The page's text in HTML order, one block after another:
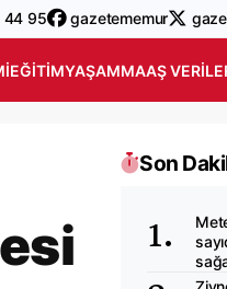
44 95 gazetememur
EĞITIMYAŞAMMAAŞ
Son